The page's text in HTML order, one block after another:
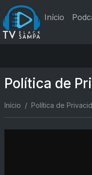
Início
Política de
Início Política de